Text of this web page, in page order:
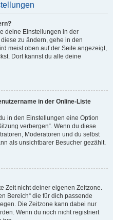
deine Einstellungen in der
zu ändern, gehe in den
meist oben auf der Seite angezeigt,
Dort kannst du alle deine
in der Online-Liste
in den Einstellungen eine Option
verbergen“. Wenn du diese
Moderatoren und du selbst
als unsichtbarer Besucher gezählt.
Zeit nicht deiner eigenen Zeitzone.
Bereich“ die für dich passende
Die Zeitzone kann dabei nur
Wenn du noch nicht registriert